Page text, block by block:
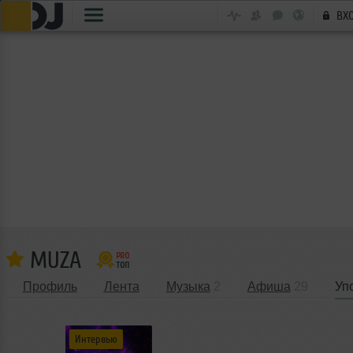
MUZA
Профиль Лента Музыка Афиша
Интервью